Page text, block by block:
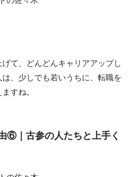
げて、どんどんキャリアアップし
は、少しでも若いうちに、転職を
すね。
⑥｜古参の人たちと上手く